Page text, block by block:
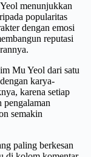
menunjukkan
popularitas
dengan emosi
reputasi
Mu Yeol dari satu
karya-
karena setiap
semakin
paling berkesan